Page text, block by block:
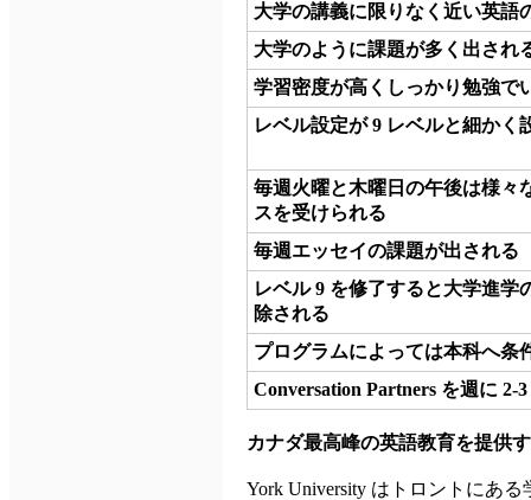
大学の講義に限りなく近い英語
大学のように課題が多く出され
学習密度が高くしっかり勉強で
レベル設定が 9 レベルと細かく
毎週火曜と木曜日の午後は様々
スを受けられる
毎週エッセイの課題が出される
レベル 9 を修了すると大学進学
除される
プログラムによっては本科へ条
Conversation Partners を週に 2-
カナダ最高峰の英語教育を提供
York University はトロントにある